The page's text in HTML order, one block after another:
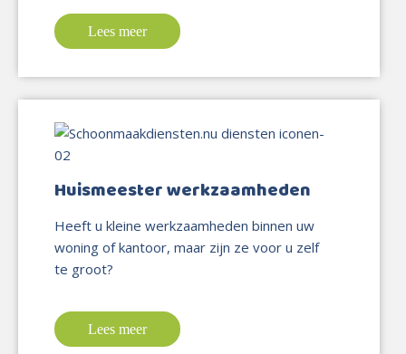
Lees meer
Huismeester werkzaamheden
Heeft u kleine werkzaamheden binnen uw
woning of kantoor, maar zijn ze voor u zelf
te groot?
Lees meer